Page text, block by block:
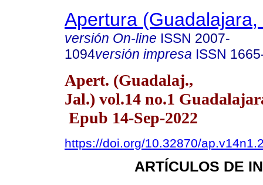
Apertura (Guadalajara,
versión On-line ISSN 2007-
1094versión impresa ISSN
Apert. (Guadalaj.,
Jal.) vol.14 no.1
Epub 14-Sep-2022
https://doi.org/10.32870/
ARTÍCULOS DE